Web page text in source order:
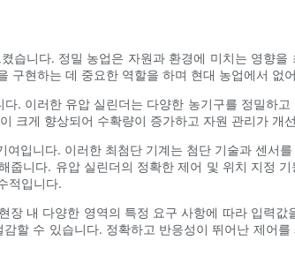
니다. 정밀 농업은 자원과 환경에 미치는 영향
현하는 데 중요한 역할을 하며 현대 농업에서 없
. 이러한 유압 실린더는 다양한 농기구를 정밀하
크게 향상되어 수확량이 증가하고 자원 관리가 개
입니다. 이러한 최첨단 기계는 첨단 기술과 센서
니다. 유압 실린더의 정확한 제어 및 위치 지정
적입니다.
내 다양한 ​​영역의 특정 요구 사항에 따라 입력
할 수 있습니다. 정확하고 반응성이 뛰어난 제어